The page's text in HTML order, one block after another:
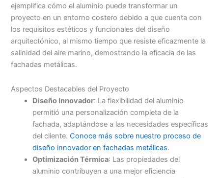
ejemplifica cómo el aluminio puede transformar un
proyecto en un entorno costero debido a que cuenta con
los requisitos estéticos y funcionales del diseño
arquitectónico, al mismo tiempo que resiste eficazmente la
salinidad del aire marino, demostrando la eficacia de las
fachadas metálicas.
Aspectos Destacables del Proyecto
Diseño Innovador: La flexibilidad del aluminio
permitió una personalización completa de la
fachada, adaptándose a las necesidades específicas
del cliente.Conoce más sobre nuestro proceso de
diseño innovador en fachadas metálicas.
Optimización Térmica: Las propiedades del
aluminio contribuyen a una mejor eficiencia